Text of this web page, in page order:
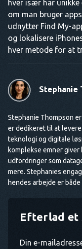
hver især har unikke
om man bruger
udnytter Find My-
og lokalisere
hver metode for at
Stephanie
Stephanie Thompson
er dedikeret til at
teknologi og digitale
komplekse emner
udfordringer som
mere. Stephanies
hendes arbejde er
Efterlad et
Din e-